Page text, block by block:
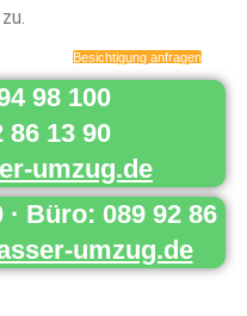
Besichtigung anfragen
98 100
86 13 90
umzug.de
Büro: 089 92 86
umzug.de